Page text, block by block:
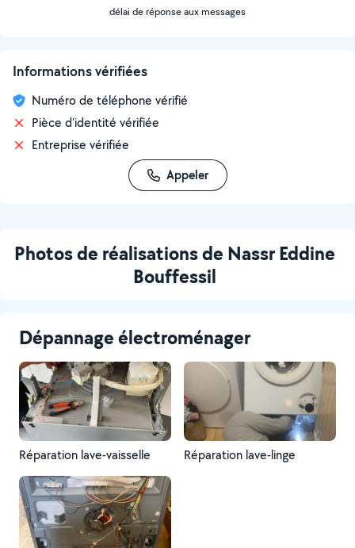
délai de réponse aux messages
Informations vérifiées
Numéro de téléphone vérifié
Pièce d'identité vérifiée
Entreprise vérifiée
Appeler
Photos de réalisations de Nassr Eddine
Bouffessil
Dépannage électroménager
Réparation lave-vaisselle Réparation lave-linge